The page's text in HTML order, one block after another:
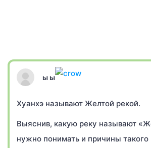
ы ы
Хуанхэ называют Желтой рекой.
Выяснив, какую реку называют
нужно понимать и причины